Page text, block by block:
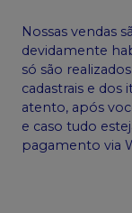
Nossas vendas
devidamente
só são
cadastrais e dos
atento, após
e caso tudo
pagamento via